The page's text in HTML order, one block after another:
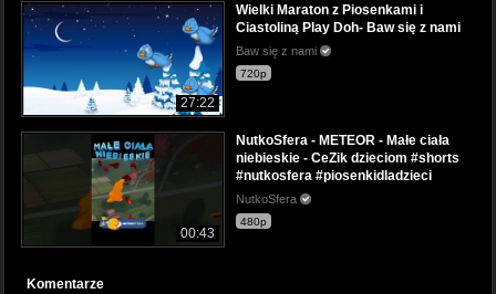
27:22
Wielki Maraton z Piosenkami i
Ciastoliną Play Doh- Baw się z nami
Baw się z nami
720p
00:43
NutkoSfera - METEOR - Małe ciała
niebieskie - CeZik dzieciom #shorts
#nutkosfera #piosenkidladzieci
NutkoSfera
480p
Komentarze